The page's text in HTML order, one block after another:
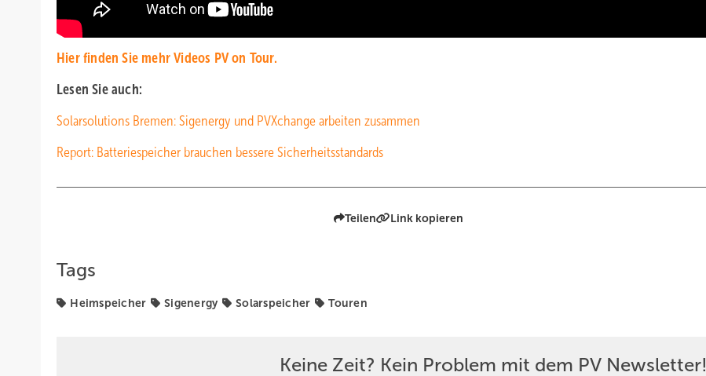
Hier finden Sie mehr Videos PV on Tour.
Lesen Sie auch:
Solarsolutions Bremen: Sigenergy und PVXchange arbeiten zusammen
Report: Batteriespeicher brauchen bessere Sicherheitsstandards
Teilen Link kopieren
Tags
Heimspeicher Sigenergy Solarspeicher Touren
Keine Zeit? Kein Problem mit dem PV Newsletter!